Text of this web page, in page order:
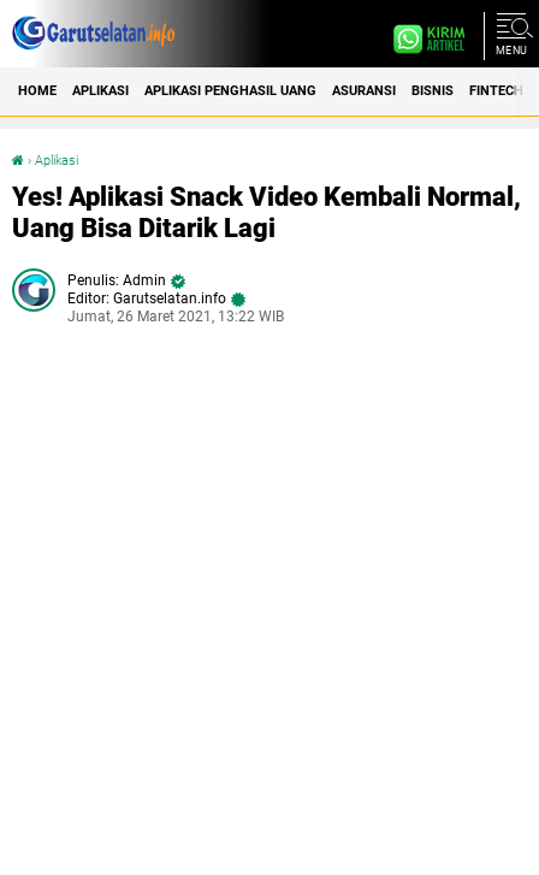
MENU
HOME APLIKASI APLIKASI PENGHASIL UANG ASURANSI BISNIS FINTECH
› Aplikasi
Yes! Aplikasi Snack Video Kembali Normal,
Uang Bisa Ditarik Lagi
Admin
Editor: Garutselatan.info
Jumat, 26 Maret 2021, 13:22 WIB